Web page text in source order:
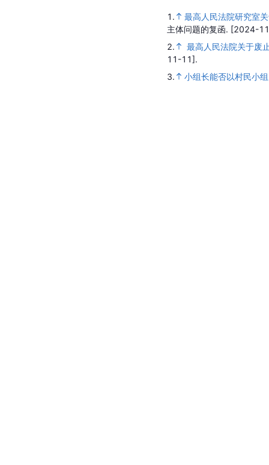
1.
最高人民法院研究室
主体问题的复函. [2024-
2.
最高人民法院关于废
11-11].
3.
小组长能否以村民小